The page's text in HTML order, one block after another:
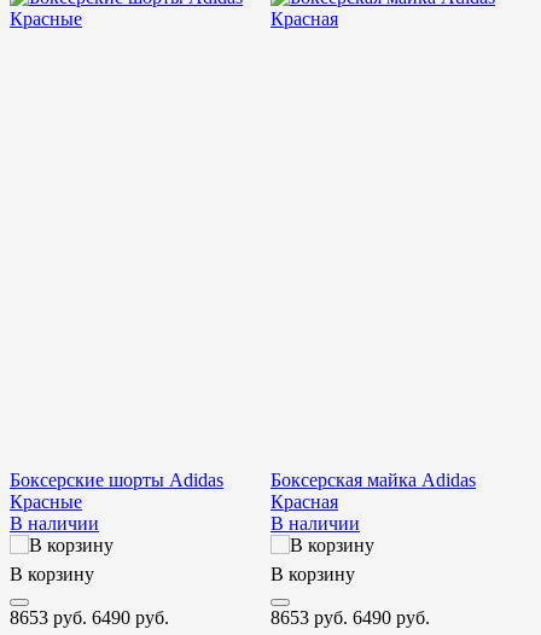
Боксерские шорты Adidas
Красные
В наличии
В корзину
8653 руб. 6490 руб.
Боксерская майка Adidas
Красная
В наличии
В корзину
8653 руб. 6490 руб.